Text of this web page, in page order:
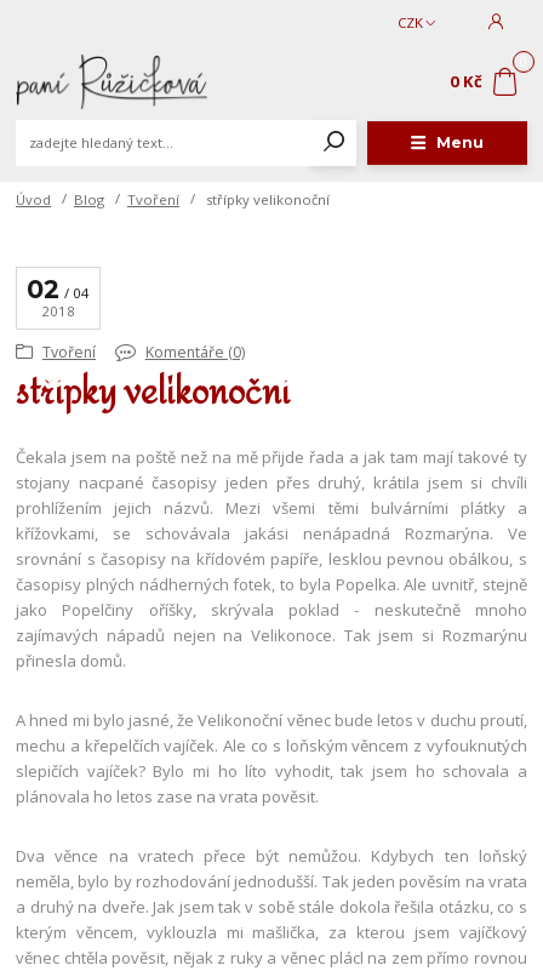
Menu
CZK
0 Kč
Úvod Blog Tvoření střípky velikonoční
02
04
2018
Tvoření Komentáře (0)
střípky velikonoční
Čekala jsem na poště než na mě přijde řada a jak tam mají takové ty
stojany nacpané časopisy jeden přes druhý, krátila jsem si chvíli
prohlížením jejich názvů. Mezi všemi těmi bulvárními plátky a
křížovkami, se schovávala jakási nenápadná Rozmarýna. Ve
srovnání s časopisy na křídovém papíře, lesklou pevnou obálkou, s
časopisy plných nádherných fotek, to byla Popelka. Ale uvnitř, stejně
jako Popelčiny oříšky, skrývala poklad - neskutečně mnoho
zajímavých nápadů nejen na Velikonoce. Tak jsem si Rozmarýnu
přinesla domů.
A hned mi bylo jasné, že Velikonoční věnec bude letos v duchu proutí,
mechu a křepelčích vajíček. Ale co s loňským věncem z vyfouknutých
slepičích vajíček? Bylo mi ho líto vyhodit, tak jsem ho schovala a
plánovala ho letos zase na vrata pověsit.
Dva věnce na vratech přece být nemůžou. Kdybych ten loňský
neměla, bylo by rozhodování jednodušší. Tak jeden pověsím na vrata
a druhý na dveře. Jak jsem tak v sobě stále dokola řešila otázku, co s
kterým věncem, vyklouzla mi mašlička, za kterou jsem vajíčkový
věnec chtěla pověsit, nějak z ruky a věnec plácl na zem přímo rovnou